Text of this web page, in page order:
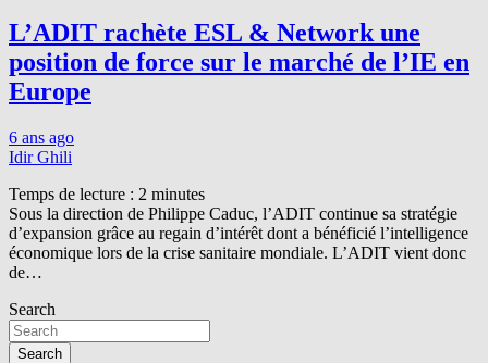
L’ADIT rachète ESL & Network une
position de force sur le marché de l’IE en
Europe
6 ans ago
Idir Ghili
Temps de lecture : 2 minutes
Sous la direction de Philippe Caduc, l’ADIT continue sa stratégie
d’expansion grâce au regain d’intérêt dont a bénéficié l’intelligence
économique lors de la crise sanitaire mondiale. L’ADIT vient donc
de…
Search
Search